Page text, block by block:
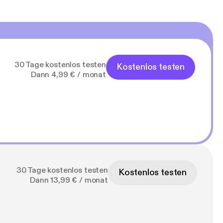
30 Tage kostenlos testen
Dann 4,99 € / monat
Kostenlos testen
30 Tage kostenlos testen
Dann 13,99 € / monat
Kostenlos testen